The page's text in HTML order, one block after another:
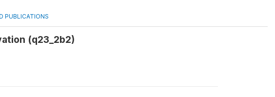
PUBLICATIONS
(q23_2b2)